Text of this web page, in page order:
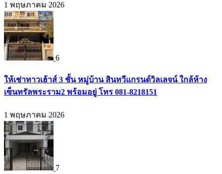
1 พฤษภาคม 2026
6
ให้เช่าทาวเฮ้าส์ 3 ชั้น หมู่บ้าน สินทวีแกรนด์วิลเลจน์ ใกล้ห้าง
เซ็นทรัลพระราม2 พร้อมอยู่ โทร 081-8218151
1 พฤษภาคม 2026
7